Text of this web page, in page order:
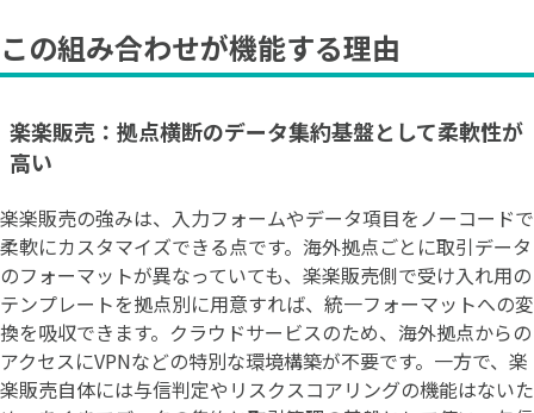
この組み合わせが機能する理由
楽楽販売：拠点横断のデータ集約基盤として柔軟性が
高い
楽楽販売の強みは、入力フォームやデータ項目をノーコードで
柔軟にカスタマイズできる点です。海外拠点ごとに取引データ
のフォーマットが異なっていても、楽楽販売側で受け入れ用の
テンプレートを拠点別に用意すれば、統一フォーマットへの変
換を吸収できます。クラウドサービスのため、海外拠点からの
アクセスにVPNなどの特別な環境構築が不要です。一方で、楽
楽販売自体には与信判定やリスクスコアリングの機能はないた